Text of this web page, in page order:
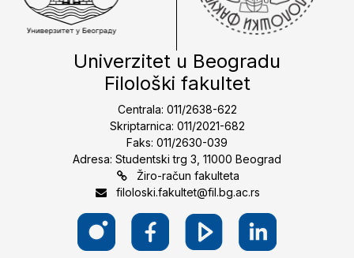
Univerzitet u Beogradu
Filološki fakultet
Centrala: 011/2638-622
Skriptarnica: 011/2021-682
Faks: 011/2630-039
Adresa: Studentski trg 3, 11000 Beograd
Žiro-račun fakulteta
filoloski.fakultet@fil.bg.ac.rs